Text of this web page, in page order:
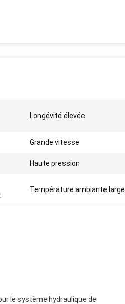
Longévité élevée
Grande vitesse
Haute pression
Température ambiante large
le système hydraulique de